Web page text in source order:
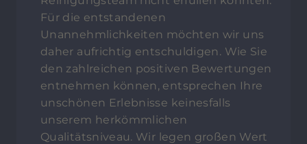
Für die entstandenen
Unannehmlichkeiten möchten wir uns
daher aufrichtig entschuldigen. Wie Sie
den zahlreichen positiven Bewertungen
entnehmen können, entsprechen Ihre
unschönen Erlebnisse keinesfalls
unserem herkömmlichen
Qualitätsniveau. Wir legen großen Wert